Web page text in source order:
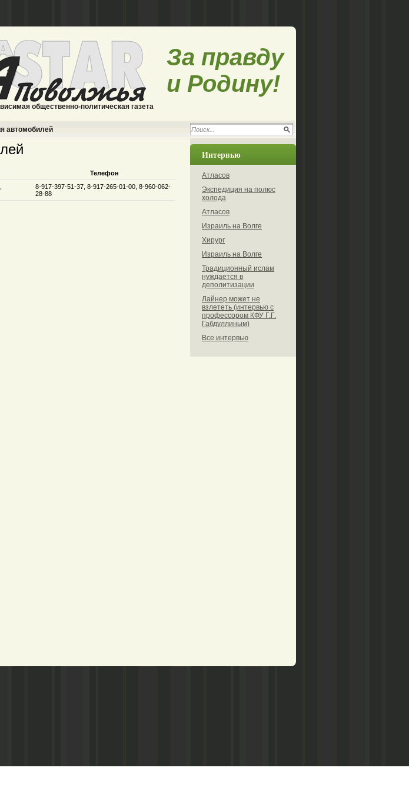
общественно-политическая газета
За правду
и Родину!
автомобилей
Телефон
8-917-397-51-37, 8-917-265-01-00, 8-960-062-
28-88
Интервью
Атласов
Экспедиция на полюс
холода
Атласов
Израиль на Волге
Хирург
Израиль на Волге
Традиционный ислам
нуждается в
деполитизации
Лайнер может не
взлететь (интервью с
профессором КФУ Г.Г.
Габдуллиным)
Все интервью